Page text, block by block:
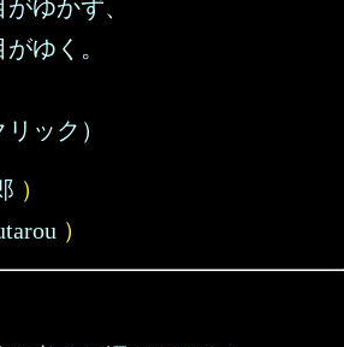
ゆかず、
ゆく。
ック）
）
）